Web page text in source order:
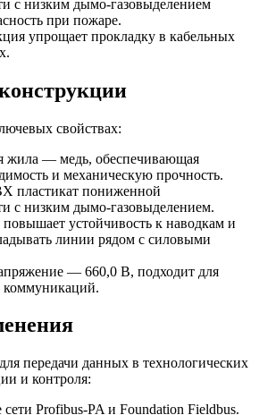
с низким дымо-газовыделением
при пожаре.
упрощает прокладку в кабельных
свойствах:
жила — медь, обеспечивающая
и механическую прочность.
пластикат пониженной
с низким дымо-газовыделением.
устойчивость к наводкам и
линии рядом с силовыми
— 660,0 В, подходит для
передачи данных в технологических
и контроля:
Profibus-PA и Foundation Fieldbus.